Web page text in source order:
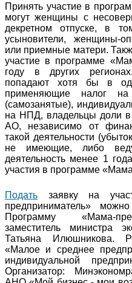
Принять участие в
могут женщины с
декретном отпуске, в
усыновители, женщины-
или приемные матери.
участие в программе
году в других
попадают хотя бы в
применяющие налог на
(самозанятые),
на НПД, владельцы доли
АО, независимо от
такой деятельности
не имеющие, либо
деятельность менее 1
участия в программе
Подать заявку на
предприниматель»
Программу «Мама-
заместитель министра
Татьяна Илюшникова.
«Малое и среднее
индивидуальной
Организатор: